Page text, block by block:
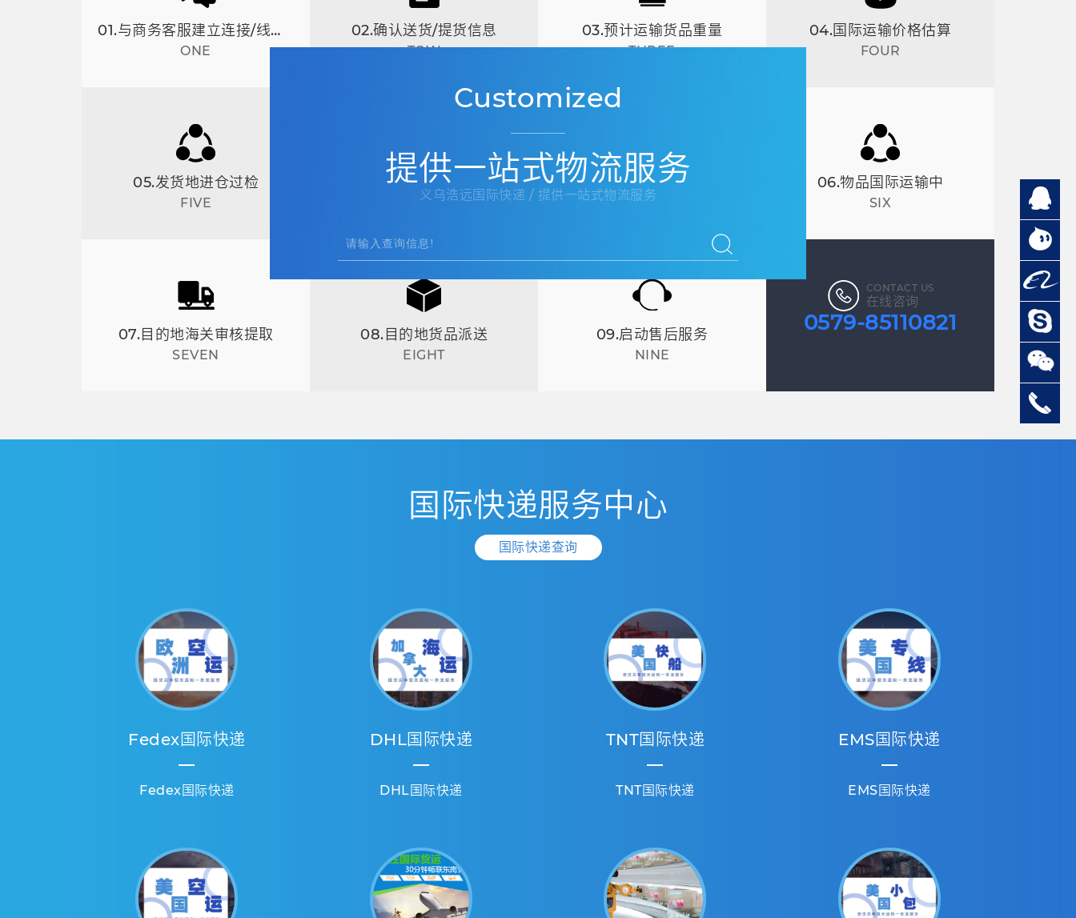
01.与商务客服建立连接/线上预约
ONE
02.确认送货/提货信息
TOW
03.预计运输货品重量
THREE
04.国际运输价格估算
FOUR
05.发货地进仓过检
FIVE
06.物品国际运输中
SIX
Customized
提供一站式物流服务
义乌浩远国际快递 / 提供一站式物流服务
07.目的地海关审核提取
SEVEN
08.目的地货品派送
EIGHT
09.启动售后服务
NINE
CONTACT US
在线咨询
0579-85110821
国际快递服务中心
国际快递查询
Fedex国际快递
Fedex国际快递
DHL国际快递
DHL国际快递
TNT国际快递
TNT国际快递
EMS国际快递
EMS国际快递